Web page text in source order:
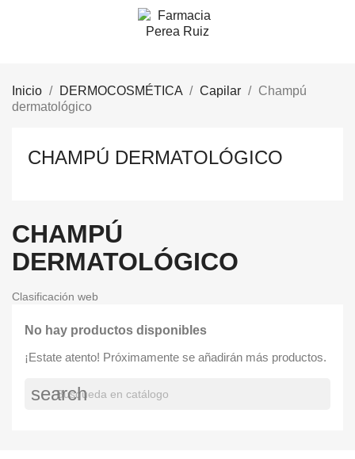
Inicio DERMOCOSMÉTICA Capilar
Champú
dermatológico
CHAMPÚ DERMATOLÓGICO
CHAMPÚ
DERMATOLÓGICO
Clasificación web
No hay productos disponibles
¡Estate atento! Próximamente se añadirán más productos.
search